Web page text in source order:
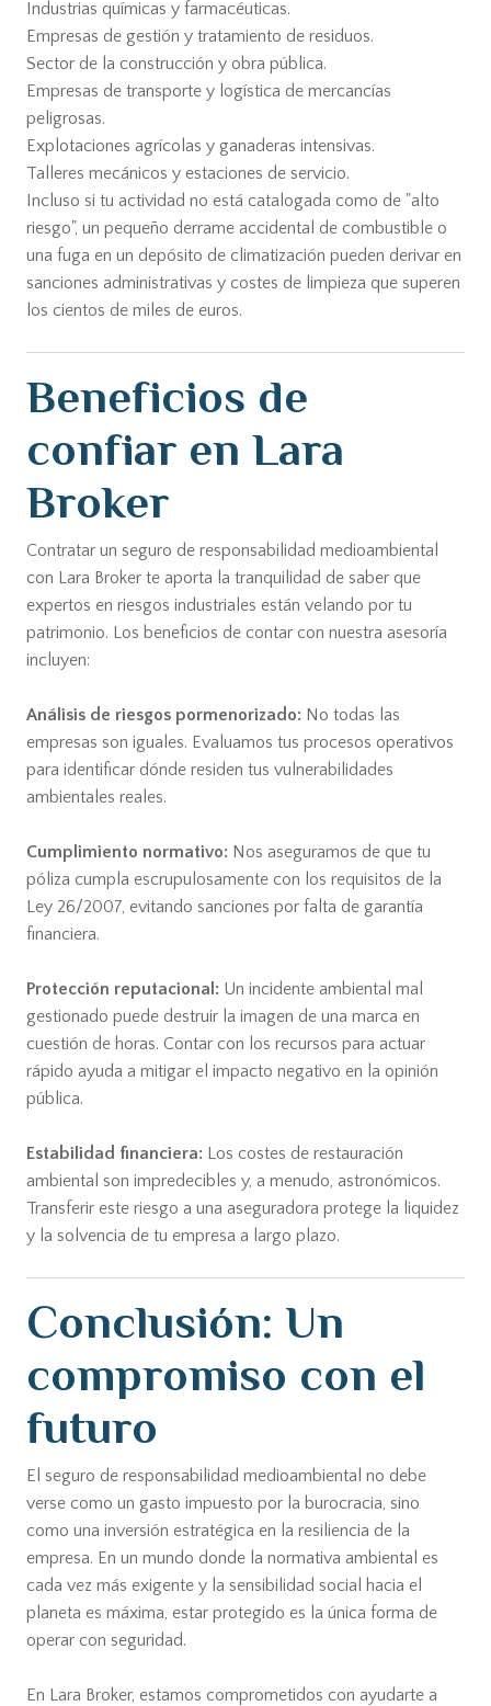
Industrias químicas y farmacéuticas.
Empresas de gestión y tratamiento de residuos.
Sector de la construcción y obra pública.
Empresas de transporte y logística de mercancías
peligrosas.
Explotaciones agrícolas y ganaderas intensivas.
Talleres mecánicos y estaciones de servicio.
Incluso si tu actividad no está catalogada como de "alto
riesgo", un pequeño derrame accidental de combustible o
una fuga en un depósito de climatización pueden derivar en
sanciones administrativas y costes de limpieza que superen
los cientos de miles de euros.
Beneficios de
confiar en Lara
Broker
Contratar un seguro de responsabilidad medioambiental
con Lara Broker te aporta la tranquilidad de saber que
expertos en riesgos industriales están velando por tu
patrimonio. Los beneficios de contar con nuestra asesoría
incluyen:
Análisis de riesgos pormenorizado:No todas las
empresas son iguales. Evaluamos tus procesos operativos
para identificar dónde residen tus vulnerabilidades
ambientales reales.
Cumplimiento normativo:Nos aseguramos de que tu
póliza cumpla escrupulosamente con los requisitos de la
Ley 26/2007, evitando sanciones por falta de garantía
financiera.
Protección reputacional:Un incidente ambiental mal
gestionado puede destruir la imagen de una marca en
cuestión de horas. Contar con los recursos para actuar
rápido ayuda a mitigar el impacto negativo en la opinión
pública.
Estabilidad financiera:Los costes de restauración
ambiental son impredecibles y, a menudo, astronómicos.
Transferir este riesgo a una aseguradora protege la liquidez
y la solvencia de tu empresa a largo plazo.
Conclusión: Un
compromiso con el
futuro
El seguro de responsabilidad medioambiental no debe
verse como un gasto impuesto por la burocracia, sino
como una inversión estratégica en la resiliencia de la
empresa. En un mundo donde la normativa ambiental es
cada vez más exigente y la sensibilidad social hacia el
planeta es máxima, estar protegido es la única forma de
operar con seguridad.
En Lara Broker, estamos comprometidos con ayudarte a